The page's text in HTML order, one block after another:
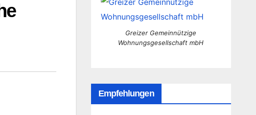
Greizer Gemeinnützige
Wohnungsgesellschaft mbH
Empfehlungen